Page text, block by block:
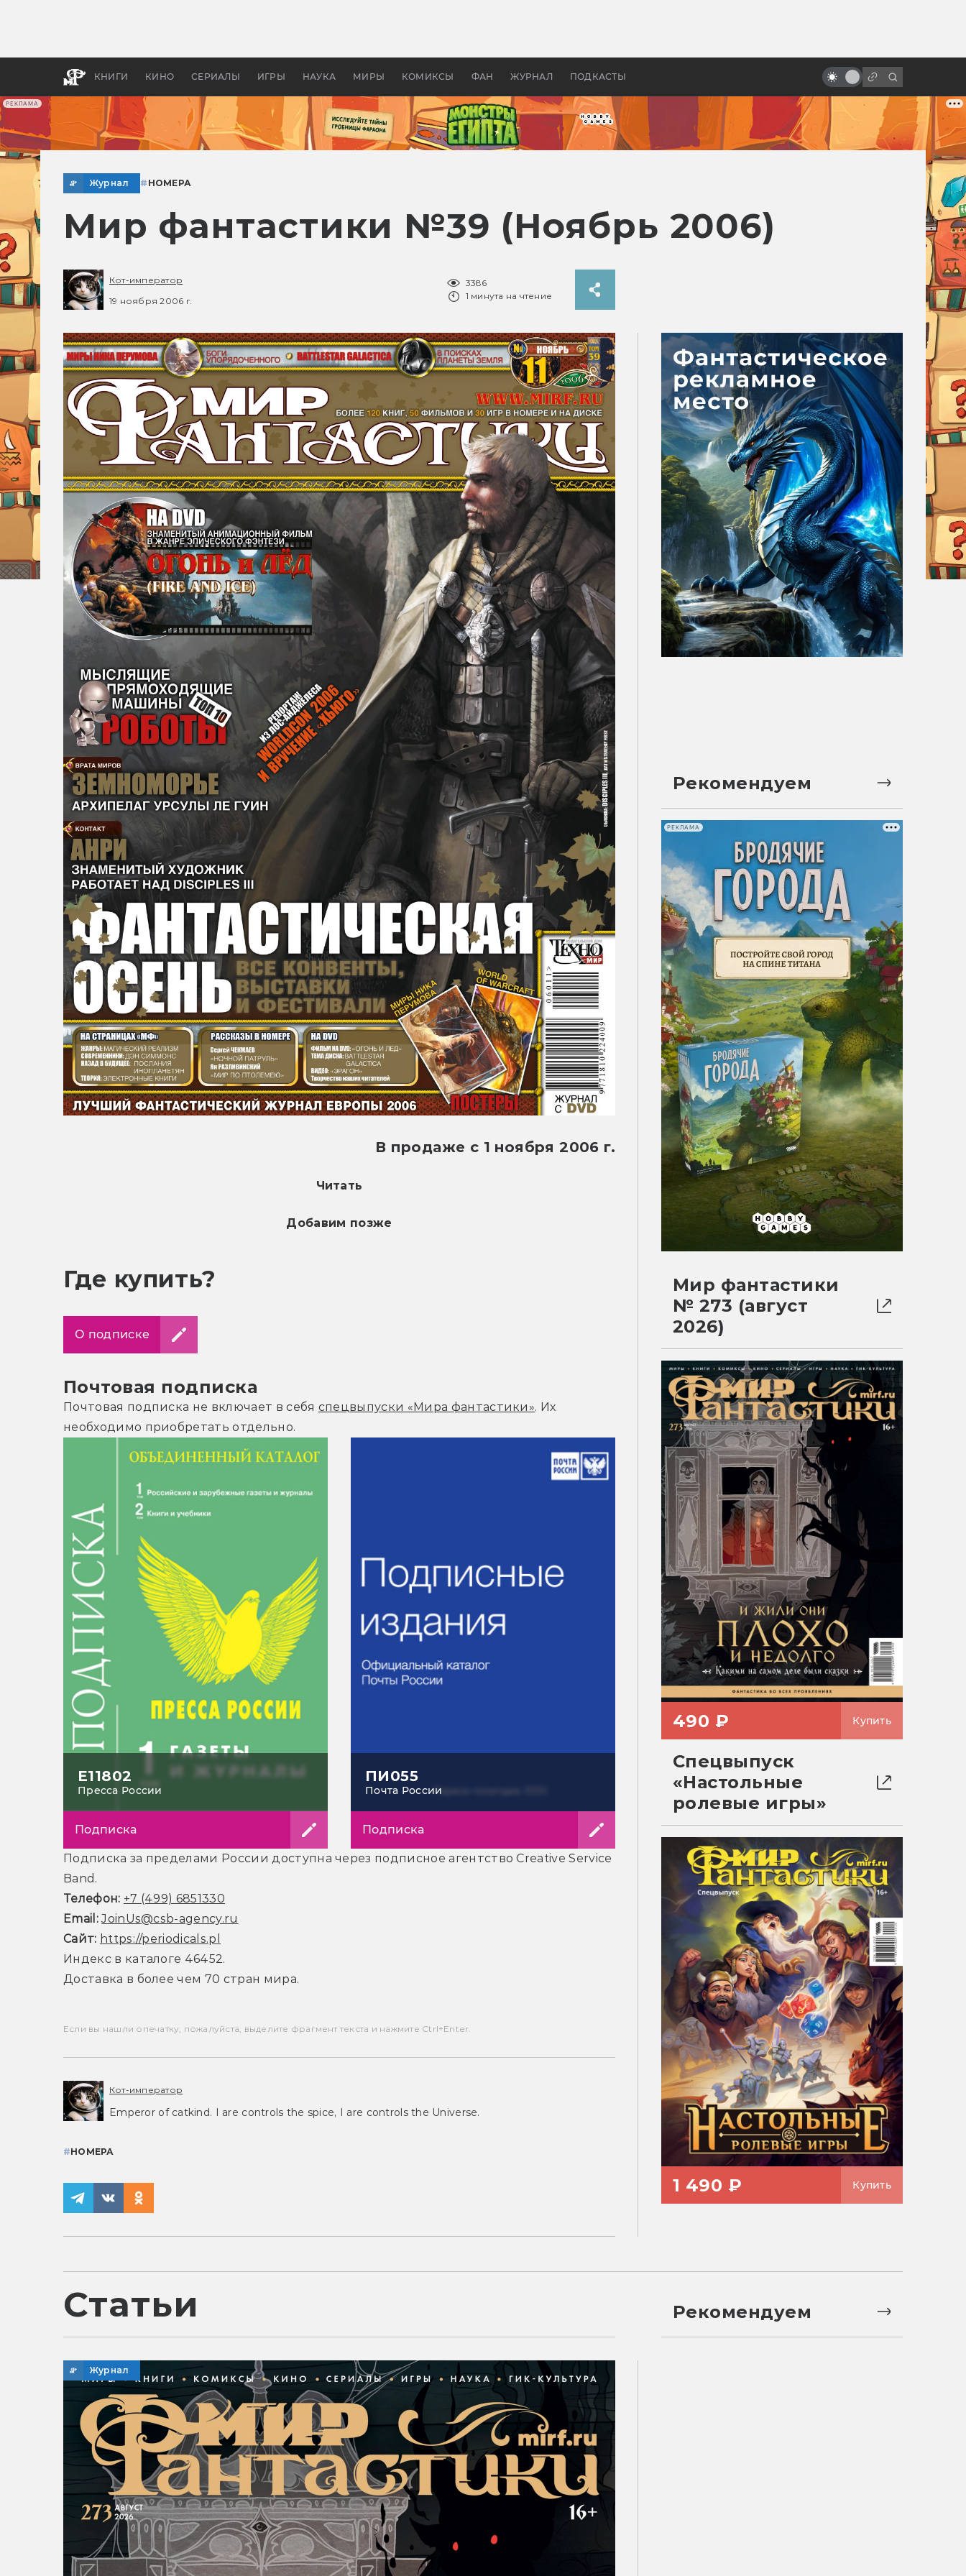
РЕКЛАМА
КНИГИ КИНО СЕРИАЛЫ ИГРЫ НАУКА МИРЫ КОМИКСЫ ФАН ЖУРНАЛ ПОДКАСТЫ
апокалипсис, в России —
бы «Властелина колец»
аниме
Журнал # НОМЕРА
Мир фантастики №39 (Ноябрь 2006)
Кот-император
19 ноября 2006 г.
3386
1 минута на чтение
В продаже с 1 ноября 2006 г.
Читать
Добавим позже
Где купить?
О подписке
Почтовая подписка
Почтовая подписка не включает в себя спецвыпуски «Мира фантастики». Их
необходимо приобретать отдельно.
Е11802
Пресса России
Подписка
ПИ055
Почта России
Подписка
Подписка за пределами России доступна через подписное агентство Creative Service
Band.
Телефон: +7 (499) 6851330
Email: JoinUs@csb-agency.ru
Сайт: https://periodicals.pl
Индекс в каталоге 46452.
Доставка в более чем 70 стран мира.
Если вы нашли опечатку, пожалуйста, выделите фрагмент текста и нажмите Ctrl+Enter.
Кот-император
Emperor of catkind. I are controls the spice, I are controls the Universe.
#НОМЕРА
Рекомендуем
РЕКЛАМА
Мир фантастики
№ 273 (август
2026)
490 ₽ Купить
Спецвыпуск
«Настольные
ролевые игры»
1 490 ₽ Купить
Статьи
Журнал
Рекомендуем